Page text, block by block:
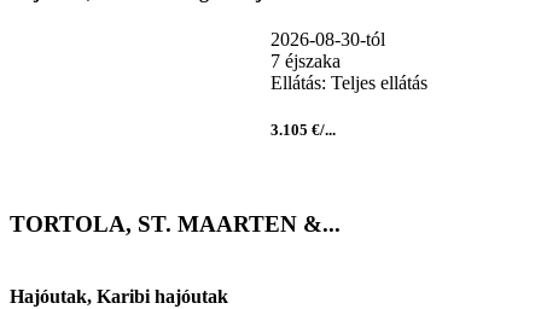
2026-08-30-tól
7 éjszaka
Ellátás: Teljes ellátás
3.105 €/...
TORTOLA, ST. MAARTEN &...
Hajóutak, Karibi hajóutak